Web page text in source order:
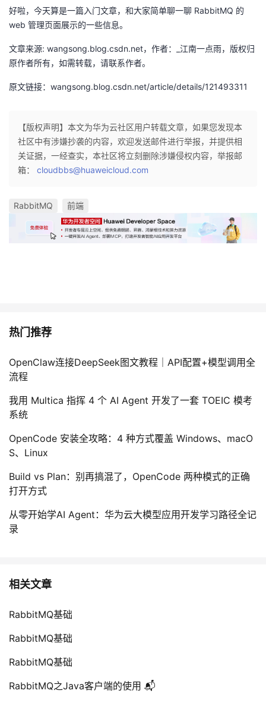
好啦，今天算是一篇入门文章，和大家简单聊一聊 RabbitMQ 的
web 管理页面展示的一些信息。
文章来源: wangsong.blog.csdn.net，作者：_江南一点雨，版权归
原作者所有，如需转载，请联系作者。
原文链接：wangsong.blog.csdn.net/article/details/121493311
【版权声明】本文为华为云社区用户转载文章，如果您发现本
社区中有涉嫌抄袭的内容，欢迎发送邮件进行举报，并提供相
关证据，一经查实，本社区将立刻删除涉嫌侵权内容，举报邮
箱： cloudbbs@huaweicloud.com
RabbitMQ 前端
热门推荐
OpenClaw连接DeepSeek图文教程｜API配置+模型调用全
流程
我用 Multica 指挥 4 个 AI Agent 开发了一套 TOEIC 模考
系统
OpenCode 安装全攻略：4 种方式覆盖 Windows、macO
S、Linux
Build vs Plan：别再搞混了，OpenCode 两种模式的正确
打开方式
从零开始学AI Agent：华为云大模型应用开发学习路径全记
录
相关文章
RabbitMQ基础
RabbitMQ基础
RabbitMQ基础
RabbitMQ之Java客户端的使用 📬